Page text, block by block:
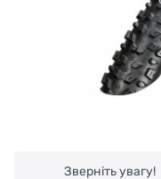
Зверніть увагу!